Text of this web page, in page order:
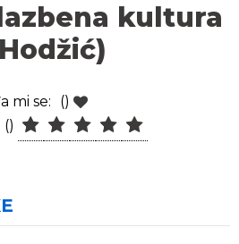
kultura
mi se:
()
()